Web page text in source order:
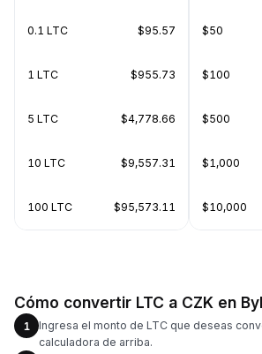
0.1 LTC $95.57
1 LTC $955.73
5 LTC $4,778.66
10 LTC $9,557.31
100 LTC $95,573.11
$50
$100
$500
$1,000
$10,000
Cómo convertir LTC a CZK en
1
Ingresa el monto de LTC que deseas
calculadora de arriba.